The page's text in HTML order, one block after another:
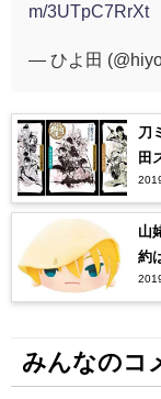
m/3UTpC7RrXt
— ひよ田
刀
田
山
約
みんなのコ